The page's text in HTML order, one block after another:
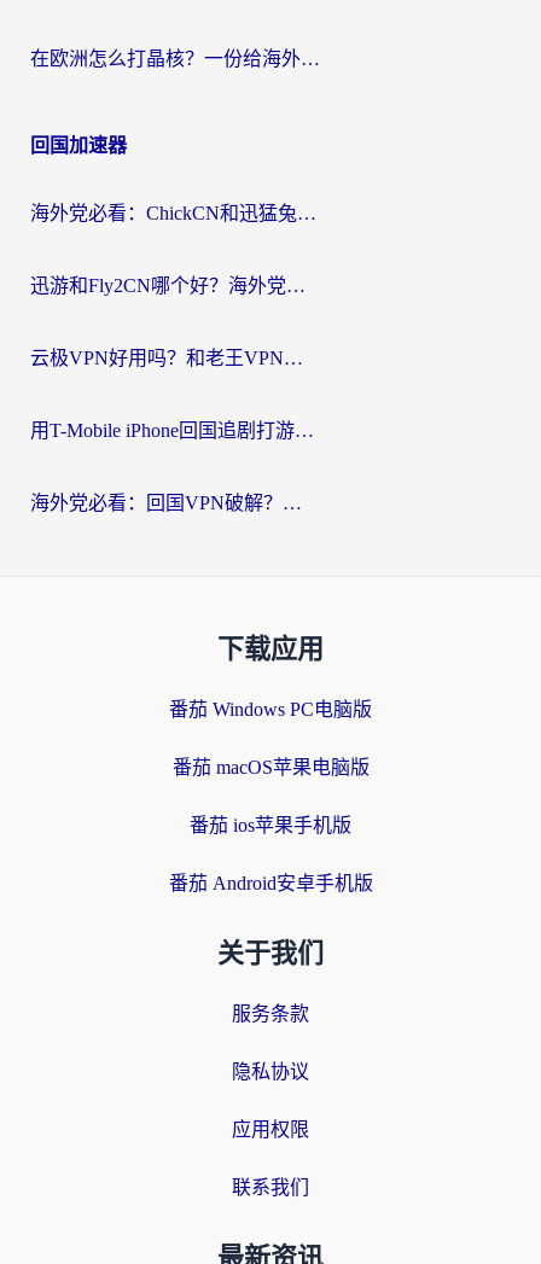
在欧洲怎么打晶核？一份给海外游子的网络加速生存指南
回国加速器
海外党必看：ChickCN和迅猛兔好用吗？3招教你选对回国加速器
迅游和Fly2CN哪个好？海外党回国加速器真实测评与选择心法
云极VPN好用吗？和老王VPN对比哪个回国效果更好？海外党必看的真实体验指南
用T-Mobile iPhone回国追剧打游戏，我差点把手机砸了
海外党必看：回国VPN破解？别踩坑！3步选对加速器无缝刷国内资源
下载应用
番茄 Windows PC电脑版
番茄 macOS苹果电脑版
番茄 ios苹果手机版
番茄 Android安卓手机版
关于我们
服务条款
隐私协议
应用权限
联系我们
最新资讯